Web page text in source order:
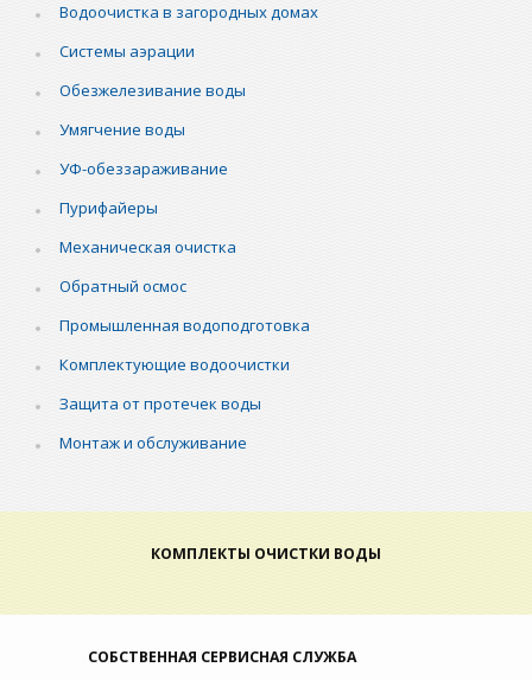
Водоочистка в загородных домах
Системы аэрации
Обезжелезивание воды
Умягчение воды
УФ-обеззараживание
Пурифайеры
Механическая очистка
Обратный осмос
Промышленная водоподготовка
Комплектующие водоочистки
Защита от протечек воды
Монтаж и обслуживание
КОМПЛЕКТЫ ОЧИСТКИ ВОДЫ
СОБСТВЕННАЯ СЕРВИСНАЯ СЛУЖБА